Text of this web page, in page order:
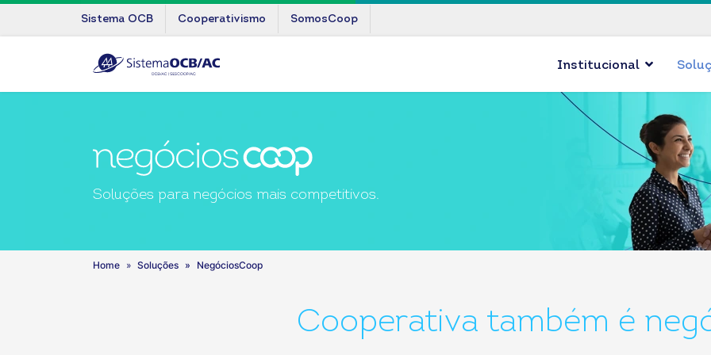
Sistema OCB Cooperativismo SomosCoop
Institucional
Soluções para negócios mais competitivos.
Home Soluções NegóciosCoop
Cooperativa também é